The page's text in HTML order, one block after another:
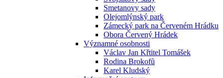
Smetanovy sady
Olejomlýnský park
Zámecký park na Červeném Hrádku
Obora Červený Hrádek
Významné osobnosti
Václav Jan Křtitel Tomášek
Rodina Brokofů
Karel Kludský